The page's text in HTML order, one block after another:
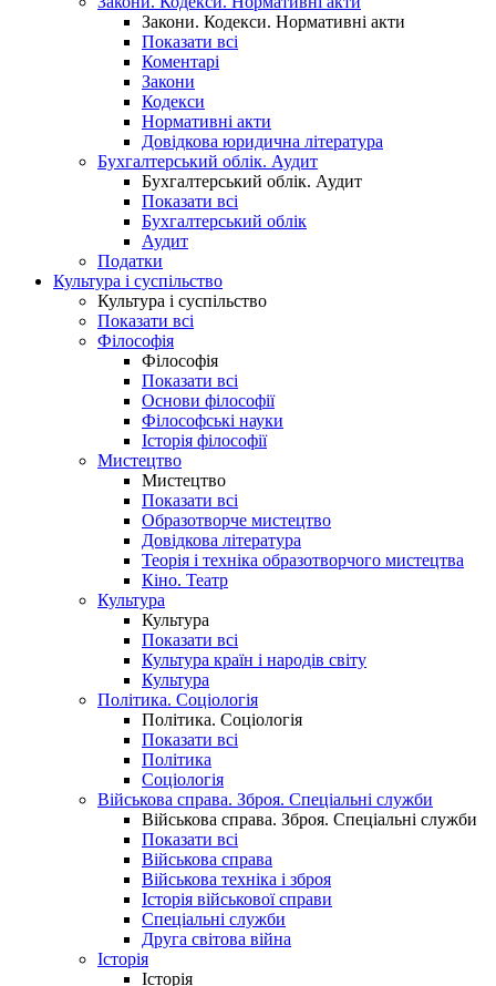
Закони. Кодекси. Нормативні акти
Показати всі
Коментарі
Закони
Кодекси
Нормативні акти
Довідкова юридична література
Бухгалтерський облік. Аудит
Бухгалтерський облік. Аудит
Показати всі
Бухгалтерський облік
Аудит
Податки
Культура і суспільство
Культура і суспільство
Показати всі
Філософія
Філософія
Показати всі
Основи філософії
Філософські науки
Історія філософії
Мистецтво
Мистецтво
Показати всі
Образотворче мистецтво
Довідкова література
Теорія і техніка образотворчого мистецтва
Кіно. Театр
Культура
Культура
Показати всі
Культура країн і народів світу
Культура
Політика. Соціологія
Політика. Соціологія
Показати всі
Політика
Соціологія
Військова справа. Зброя. Спеціальні служби
Військова справа. Зброя. Спеціальні служби
Показати всі
Військова справа
Військова техніка і зброя
Історія військової справи
Спеціальні служби
Друга світова війна
Історія
Історія